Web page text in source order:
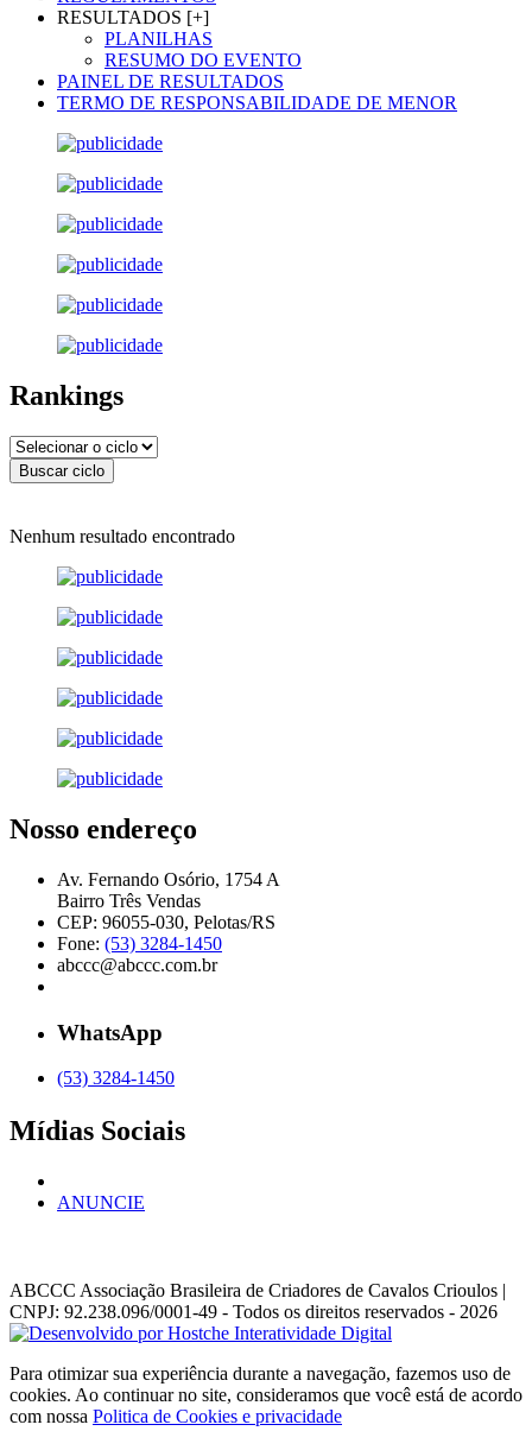
RESULTADOS [+]
PLANILHAS
RESUMO DO EVENTO
PAINEL DE RESULTADOS
TERMO DE RESPONSABILIDADE DE MENOR
Rankings
Nenhum resultado encontrado
Nosso endereço
Av. Fernando Osório, 1754 A
Bairro Três Vendas
CEP: 96055-030, Pelotas/RS
Fone: (53) 3284-1450
abccc@abccc.com.br
WhatsApp
(53) 3284-1450
Mídias Sociais
ANUNCIE
ABCCC Associação Brasileira de Criadores de Cavalos Crioulos |
CNPJ: 92.238.096/0001-49 - Todos os direitos reservados - 2026
Para otimizar sua experiência durante a navegação, fazemos uso de
cookies. Ao continuar no site, consideramos que você está de acordo
com nossa Politica de Cookies e privacidade